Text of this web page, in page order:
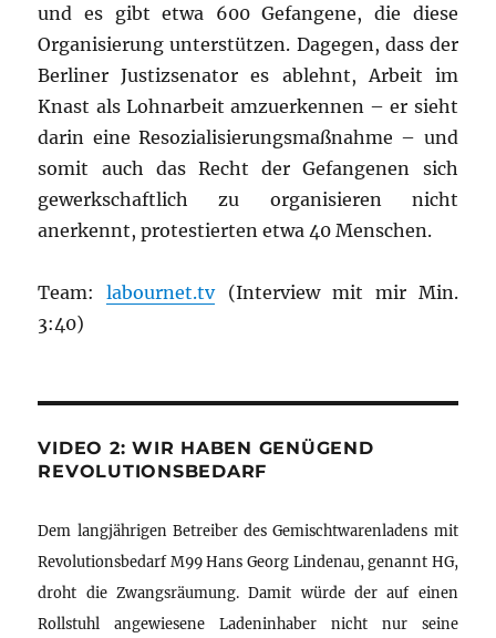
und es gibt etwa 600 Gefangene, die diese
Organisierung unterstützen. Dagegen, dass der
Berliner Justizsenator es ablehnt, Arbeit im
Knast als Lohnarbeit amzuerkennen – er sieht
darin eine Resozialisierungsmaßnahme – und
somit auch das Recht der Gefangenen sich
gewerkschaftlich zu organisieren nicht
anerkennt, protestierten etwa 40 Menschen.
Team:labournet.tv(Interview mit mir Min.
3:40)
VIDEO 2: WIR HABEN GENÜGEND
REVOLUTIONSBEDARF
Dem langjährigen Betreiber des Gemischtwarenladens mit
Revolutionsbedarf M99 Hans Georg Lindenau, genannt HG,
droht die Zwangsräumung. Damit würde der auf einen
Rollstuhl angewiesene Ladeninhaber nicht nur seine